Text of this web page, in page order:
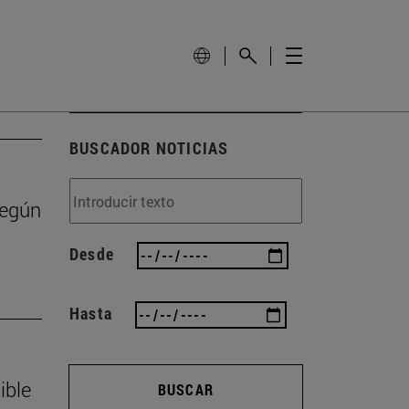
BUSCADOR NOTICIAS
Desde
Hasta
BUSCAR